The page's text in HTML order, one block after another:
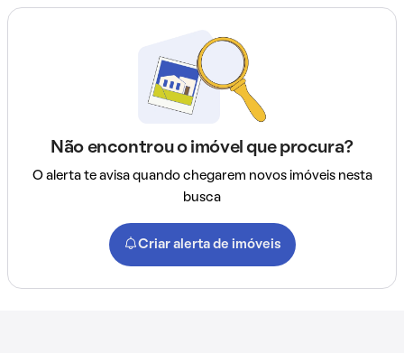
Não encontrou o imóvel que procura?
O alerta te avisa quando chegarem novos imóveis nesta
busca
Criar alerta de imóveis